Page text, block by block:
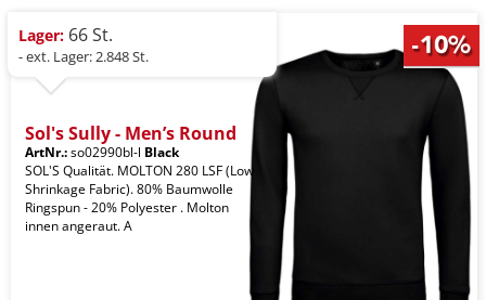
Lager: 66 St.
- ext. Lager: 2.848 St.
Sol's Sully - Men’s Round
ArtNr.:so02990bl-l Black
SOL'S Qualität. MOLTON 280 LSF (Low
Shrinkage Fabric). 80% Baumwolle
Ringspun - 20% Polyester . Molton
innen angeraut. A